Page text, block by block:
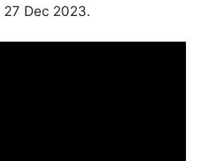
Dec 2023.